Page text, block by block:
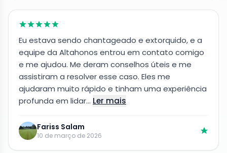
Eu estava sendo chantageado e extorquido, e a
equipe da Altahonos entrou em contato comigo
e me ajudou. Me deram conselhos úteis e me
assistiram a resolver esse caso. Eles me
ajudaram muito rápido e tinham uma experiência
profunda em lidar… Ler mais
Fariss Salam
10 de março de 2026